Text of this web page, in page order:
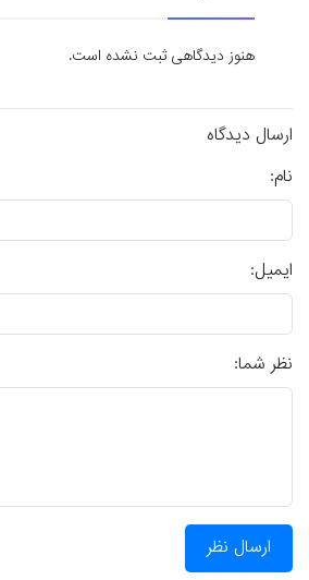
هنوز دیدگاهی ثبت نشده است.
ارسال دیدگاه
نام:
ایمیل:
نظر شما:
ارسال نظر